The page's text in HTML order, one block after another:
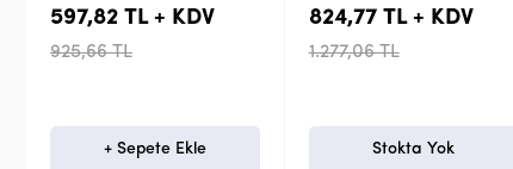
824,77 TL + KDV
1.277,06 TL
Stokta Yok
170,50 TL + KDV
264,00 TL
Stokta Yok